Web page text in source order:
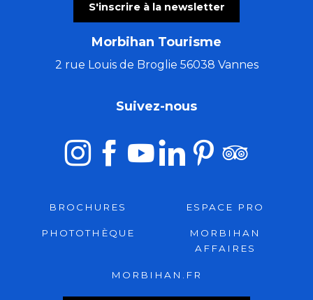
S'inscrire à la newsletter
Morbihan Tourisme
2 rue Louis de Broglie 56038 Vannes
Suivez-nous
BROCHURES ESPACE PRO
PHOTOTHÈQUE
MORBIHAN
AFFAIRES
MORBIHAN.FR